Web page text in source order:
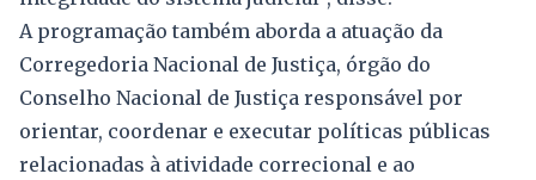
A programação também aborda a atuação da
Corregedoria Nacional de Justiça, órgão do
Conselho Nacional de Justiça responsável por
orientar, coordenar e executar políticas públicas
relacionadas à atividade correcional e ao